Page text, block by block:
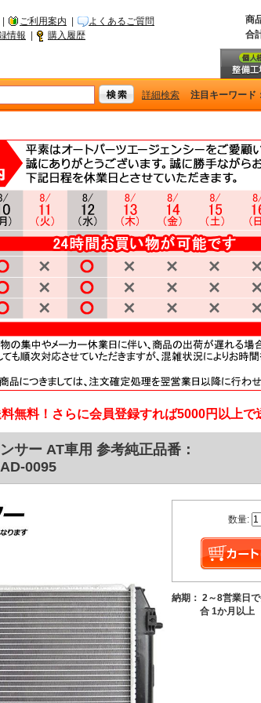
ご利用案内
よくあるご質問
情報
購入履歴
商
合
詳細検索 注目キーワード
無料！さらに会員登録すれば5000円以上で
サー AT車用 参考純正品番：
0095
数量:
納期： 2～8営業日
合 1か月以上